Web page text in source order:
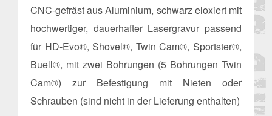
CNC-gefräst aus Aluminium, schwarz eloxiert mit
hochwertiger, dauerhafter Lasergravur passend
für HD-Evo®, Shovel®, Twin Cam®, Sportster®,
Buell®, mit zwei Bohrungen (5 Bohrungen Twin
Cam®) zur Befestigung mit Nieten oder
Schrauben (sind nicht in der Lieferung enthalten)